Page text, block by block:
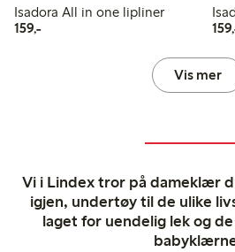
Isadora All in one lipliner
159,-159,00 kr
Vis mer
Vi i Lindex tror på dameklær
igjen, undertøy til de ulike
laget for uendelig lek og